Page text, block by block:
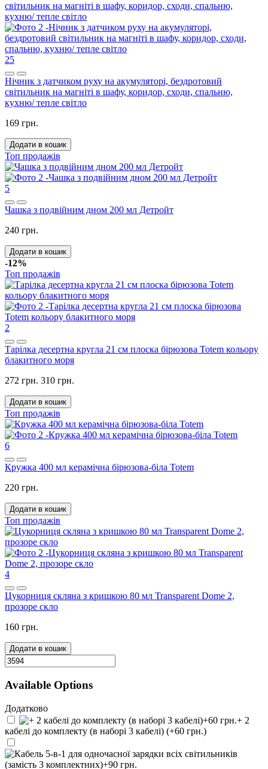
25
Нічник з датчиком руху на акумуляторі, бездротовий
світильник на магніті в шафу, коридор, сходи, спальню,
кухню/ тепле світло
169 грн.
Додати в кошик
Топ продажів
5
Чашка з подвійним дном 200 мл Детройт
240 грн.
Додати в кошик
-12%
Топ продажів
2
Тарілка десертна кругла 21 см плоска бірюзова Totem кольору
блакитного моря
272 грн. 310 грн.
Додати в кошик
Топ продажів
6
Кружка 400 мл керамічна бірюзова-біла Totem
220 грн.
Додати в кошик
Топ продажів
4
Цукорниця скляна з кришкою 80 мл Transparent Dome 2,
прозоре скло
160 грн.
Додати в кошик
Available Options
Додатково
+ 2
кабелі до комплекту (в наборі 3 кабелі) (+60 грн.)